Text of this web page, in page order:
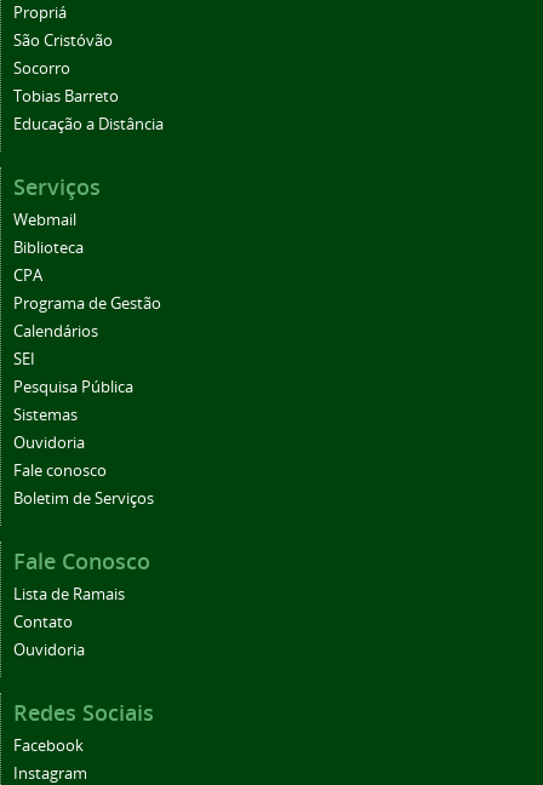
Propriá
São Cristóvão
Socorro
Tobias Barreto
Educação a Distância
Serviços
Webmail
Biblioteca
CPA
Programa de Gestão
Calendários
SEI
Pesquisa Pública
Sistemas
Ouvidoria
Fale conosco
Boletim de Serviços
Fale Conosco
Lista de Ramais
Contato
Ouvidoria
Redes Sociais
Facebook
Instagram